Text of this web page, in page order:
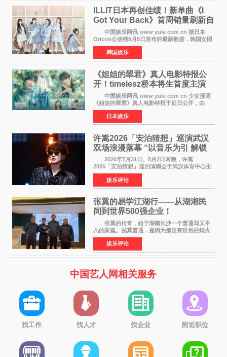
ILLIT日本再创佳绩！新单曲《I
Got Your Back》首周销量刷新自
身纪录
中国娱乐网讯 www yule com cn 据日本
Oricon公信榜8月5日发布的最新数据，韩国女团
ILLIT在日本发行的第二张单曲《I Got Your
Back》首周销量达到71,009张，成功跻身最新一
期周单曲排行
韩国娱乐
《姐姐的翠君》真人电影特报公
开！timelesz桥本将生首度主演
12月4日上映
中国娱乐网讯 www yule com cn 少女漫画
《姐姐的翠君》真人电影特报于近日公开，由
timelesz成员桥本将生担任主演，这也是他首次
担任电影主演，引发高度关注。 女高中生咲
苗翠（中岛瑠菜
日本娱乐
许嵩2026「安泊猜想」巡演武汉
双场浪漫落幕 “以音乐为引 解锁
江城记忆”
2026年7月31日、8月2日两晚，许嵩
2026「安泊猜想」巡回演唱会于武汉体育中心主
体育场盛大开唱。许嵩与数万歌迷在此相聚，从
浪漫惬意的舞台设计到充满诚意与惊喜的现场互
动，共同开启了一场关于
娱乐评论
张翼的易学江湖行——从湖湘民
间到世界500强企业！
张翼的传奇，始于湖南长沙一个普通却又不
凡的家庭。说其普通，是因为那里有世俗的烟火
气；说其不凡，是因为家中有一位洞悉天地玄机
的长者——他的爷爷。作为当地的风水师，爷爷
是张翼走进易学
娱乐评论
中国艺人网相关服务
找工作 找人才 找企业 附近职位